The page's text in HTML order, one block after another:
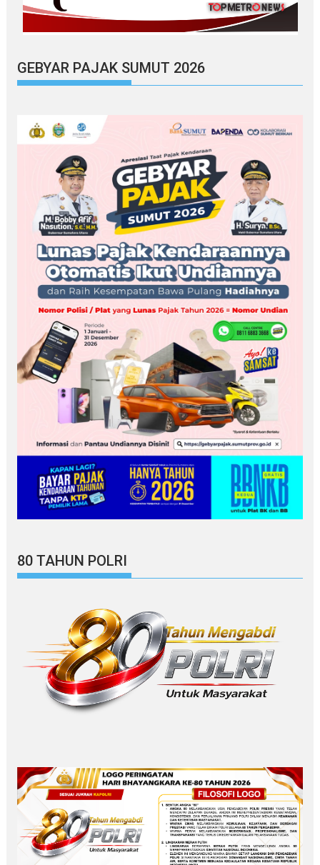
GEBYAR PAJAK SUMUT 2026
80 TAHUN POLRI